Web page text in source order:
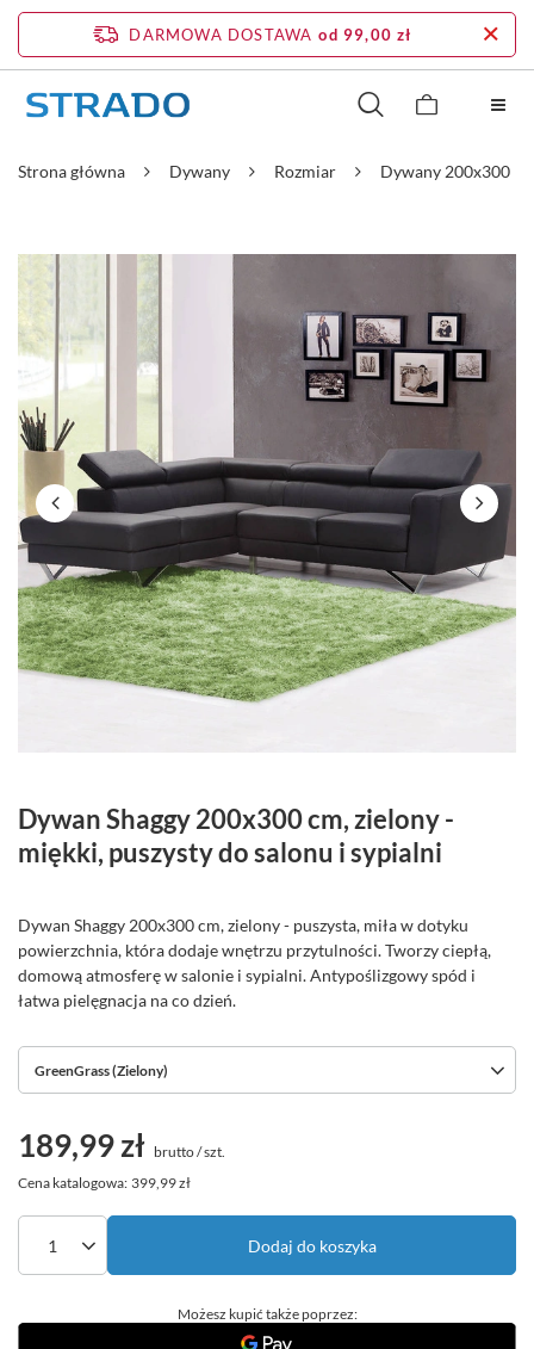
DARMOWA DOSTAWA od 99,00 zł
Strona główna Dywany Rozmiar Dywany 200x300
Dywan Shaggy 200x300 cm, zielony -
miękki, puszysty do salonu i sypialni
Dywan Shaggy 200x300 cm, zielony - puszysta, miła w dotyku
powierzchnia, która dodaje wnętrzu przytulności. Tworzy ciepłą,
domową atmosferę w salonie i sypialni. Antypoślizgowy spód i
łatwa pielęgnacja na co dzień.
GreenGrass (Zielony)
189,99 zł brutto/szt.
Cena katalogowa: 399,99 zł
Dodaj do koszyka
Możesz kupić także poprzez: